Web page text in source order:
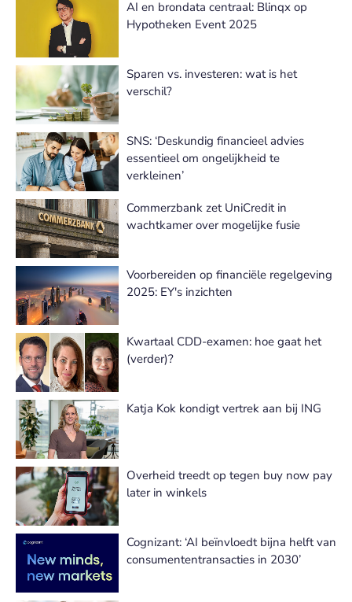
AI en brondata centraal: Blinqx op
Hypotheken Event 2025
Sparen vs. investeren: wat is het
verschil?
SNS: ‘Deskundig financieel advies
essentieel om ongelijkheid te
verkleinen’
Commerzbank zet UniCredit in
wachtkamer over mogelijke fusie
Voorbereiden op financiële regelgeving
2025: EY's inzichten
Kwartaal CDD-examen: hoe gaat het
(verder)?
Katja Kok kondigt vertrek aan bij ING
Overheid treedt op tegen buy now pay
later in winkels
Cognizant: ‘AI beïnvloedt bijna helft van
consumententransacties in 2030’